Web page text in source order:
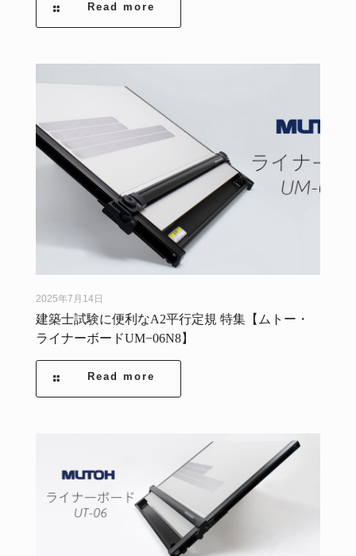
Read more
2025年7月14日
建築士試験に便利なA2平行定規 特集【ムトー・
ライナーボードUM−06N8】
Read more